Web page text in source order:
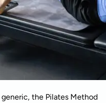
generic, the Pilates Method